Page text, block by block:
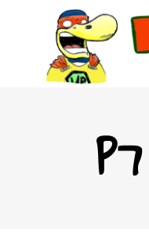
P7